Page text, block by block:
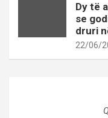
Dy të
se
druri
22/06/